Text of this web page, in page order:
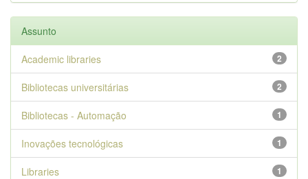
Assunto
2
Academic libraries
2
Bibliotecas universitárias
1
Bibliotecas - Automação
1
Inovações tecnológicas
1
Libraries